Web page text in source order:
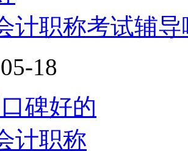
计职称考试辅
18